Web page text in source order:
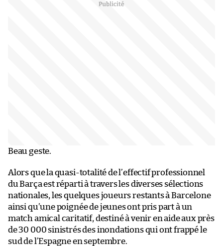
Beau geste.
Alors que la quasi-totalité de l’effectif professionnel
du Barça est réparti à travers les diverses sélections
nationales, les quelques joueurs restants à Barcelone
ainsi qu’une poignée de jeunes ont pris part à un
match amical caritatif, destiné à venir en aide aux près
de 30 000 sinistrés des inondations qui ont frappé le
sud de l’Espagne en septembre.